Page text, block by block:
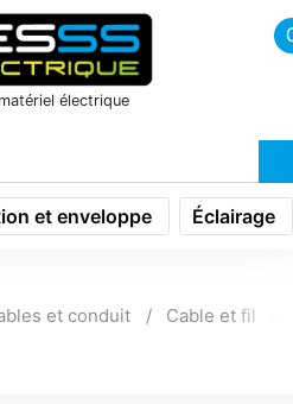
électrique
et enveloppe Éclairage
et conduit Cable et fil